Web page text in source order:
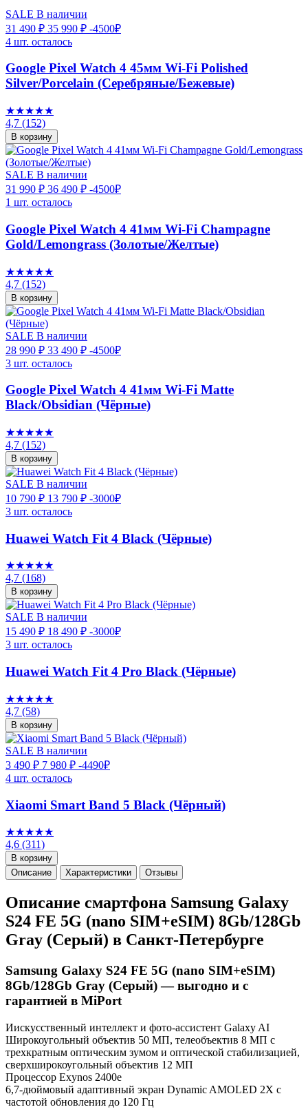
SALE В наличии
31 490 ₽ 35 990 ₽ -4500₽
4 шт. осталось
Google Pixel Watch 4 45мм Wi-Fi Polished
Silver/Porcelain (Серебряные/Бежевые)
★★★★★
4,7 (152)
В корзину
SALE В наличии
31 990 ₽ 36 490 ₽ -4500₽
1 шт. осталось
Google Pixel Watch 4 41мм Wi-Fi Champagne
Gold/Lemongrass (Золотые/Желтые)
★★★★★
4,7 (152)
В корзину
SALE В наличии
28 990 ₽ 33 490 ₽ -4500₽
3 шт. осталось
Google Pixel Watch 4 41мм Wi-Fi Matte
Black/Obsidian (Чёрные)
★★★★★
4,7 (152)
В корзину
SALE В наличии
10 790 ₽ 13 790 ₽ -3000₽
3 шт. осталось
Huawei Watch Fit 4 Black (Чёрные)
★★★★★
4,7 (168)
В корзину
SALE В наличии
15 490 ₽ 18 490 ₽ -3000₽
3 шт. осталось
Huawei Watch Fit 4 Pro Black (Чёрные)
★★★★★
4,7 (58)
В корзину
SALE В наличии
3 490 ₽ 7 980 ₽ -4490₽
4 шт. осталось
Xiaomi Smart Band 5 Black (Чёрный)
★★★★★
4,6 (311)
В корзину
Описание
Характеристики Отзывы
Описание смартфона Samsung Galaxy
S24 FE 5G (nano SIM+eSIM) 8Gb/128Gb
Gray (Серый) в Санкт-Петербурге
Samsung Galaxy S24 FE 5G (nano SIM+eSIM)
8Gb/128Gb Gray (Серый) — выгодно и с
гарантией в MiPort
Иискусственный интеллект и фото-ассистент Galaxy AI
Широкоугольный объектив 50 МП, телеобъектив 8 МП с
трехкратным оптическим зумом и оптической стабилизацией,
сверхширокоугольный объектив 12 МП
Процессор Exynos 2400e
6,7-дюймовый адаптивный экран Dynamic AMOLED 2X с
частотой обновления до 120 Гц